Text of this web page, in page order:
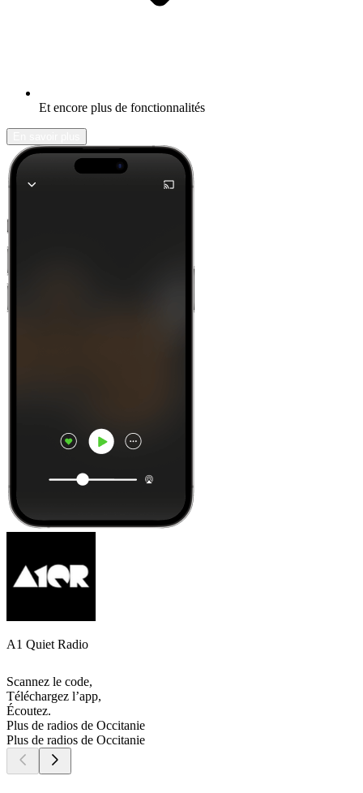
Et encore plus de fonctionnalités
A1 Quiet Radio
Scannez le code,
Téléchargez l’app,
Écoutez.
Plus de radios de Occitanie
Plus de radios de Occitanie